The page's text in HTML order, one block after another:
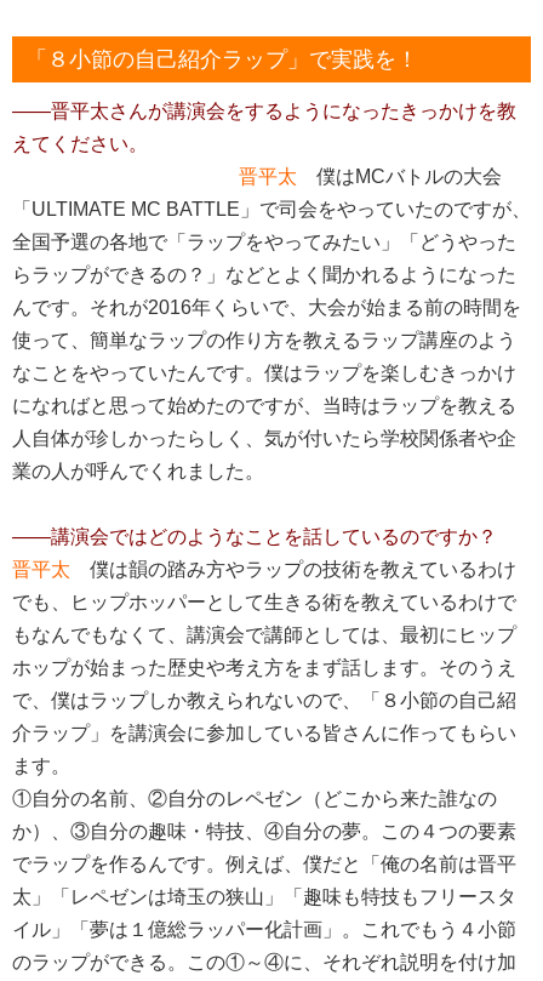
「８小節の自己紹介ラップ」で実践を！
――晋平太さんが講演会をするようになったきっかけを教
えてください。
晋平太僕はMCバトルの大会
「ULTIMATE MC BATTLE」で司会をやっていたのですが、
全国予選の各地で「ラップをやってみたい」「どうやった
らラップができるの？」などとよく聞かれるようになった
んです。それが2016年くらいで、大会が始まる前の時間を
使って、簡単なラップの作り方を教えるラップ講座のよう
なことをやっていたんです。僕はラップを楽しむきっかけ
になればと思って始めたのですが、当時はラップを教える
人自体が珍しかったらしく、気が付いたら学校関係者や企
業の人が呼んでくれました。
――講演会ではどのようなことを話しているのですか？
晋平太 僕は韻の踏み方やラップの技術を教えているわけ
でも、ヒップホッパーとして生きる術を教えているわけで
もなんでもなくて、講演会で講師としては、最初にヒップ
ホップが始まった歴史や考え方をまず話します。そのうえ
で、僕はラップしか教えられないので、「８小節の自己紹
介ラップ」を講演会に参加している皆さんに作ってもらい
ます。
①自分の名前、②自分のレペゼン（どこから来た誰なの
か）、③自分の趣味・特技、④自分の夢。この４つの要素
でラップを作るんです。例えば、僕だと「俺の名前は晋平
太」「レペゼンは埼玉の狭山」「趣味も特技もフリースタ
イル」「夢は１億総ラッパー化計画」。これでもう４小節
のラップができる。この①～④に、それぞれ説明を付け加